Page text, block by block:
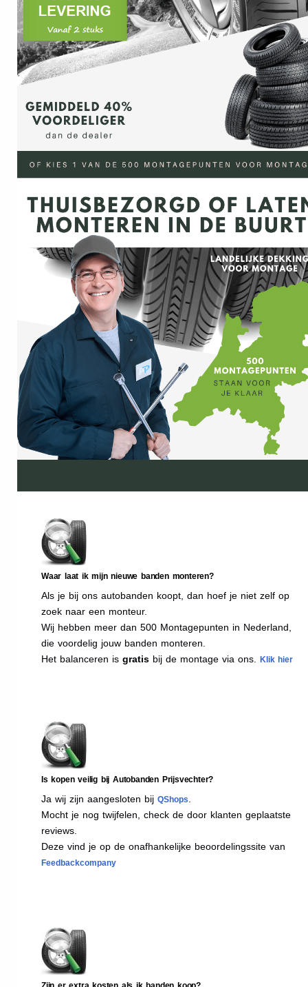
Waar laat ik mijn nieuwe banden monteren?
Als je bij ons autobanden koopt, dan hoef je niet zelf op
zoek naar een monteur.
Wij hebben meer dan 500 Montagepunten in Nederland,
die voordelig jouw banden monteren.
Het balanceren is gratis bij de montage via ons. Klik hier
Is kopen veilig bij Autobanden Prijsvechter?
Ja wij zijn aangesloten bij QShops
Mocht je nog twijfelen, check de door klanten geplaatste
reviews.
Deze vind je op de onafhankelijke beoordelingssite van
Feedbackcompany